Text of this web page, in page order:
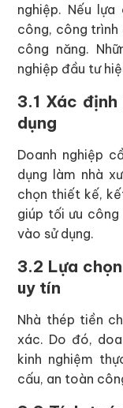
nghiệp. Nếu
công, công trình
công năng.
nghiệp đầu tư
3.1 Xác
dụng
Doanh nghiệp
dụng làm nhà
chọn thiết kế,
giúp tối ưu công
vào sử dụng.
3.2 Lựa
uy tín
Nhà thép tiền
xác. Do đó,
kinh nghiệm
cấu, an toàn